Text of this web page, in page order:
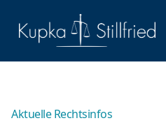
Aktuelle Rechtsinfos